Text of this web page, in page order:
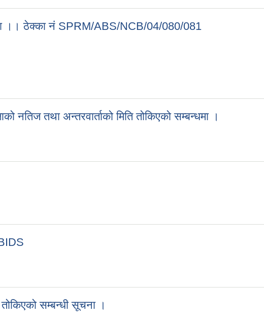
।। ठेक्का नं SPRM/ABS/NCB/04/080/081
नतिज तथा अन्तरवार्ताको मिति तोकिएको सम्बन्धमा ।
तोकिएको सम्बन्धी सूचना ।